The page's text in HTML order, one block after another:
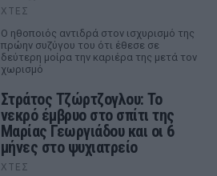
ΧΤΕΣ
Ο ηθοποιός αντιδρά στον ισχυρισμό της
πρώην συζύγου του ότι έθεσε σε
δεύτερη μοίρα την καριέρα της μετά τον
χωρισμό
Στράτος Τζώρτζογλου: Το
νεκρό έμβρυο στο σπίτι της
Μαρίας Γεωργιάδου και οι 6
μήνες στο ψυχιατρείο
ΧΤΕΣ